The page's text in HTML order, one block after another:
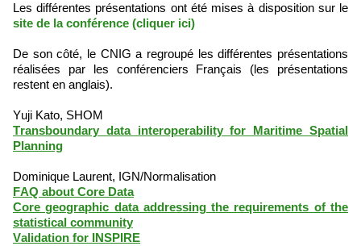
Les différentes présentations ont été mises à disposition sur le
site de la conférence (cliquer ici)
De son côté, le CNIG a regroupé les différentes présentations
réalisées par les conférenciers Français (les présentations
restent en anglais).
Yuji Kato, SHOM
Transboundary data interoperability for Maritime Spatial
Planning
Dominique Laurent, IGN/Normalisation
FAQ about Core Data
Core geographic data addressing the requirements of the
statistical community
Validation for INSPIRE